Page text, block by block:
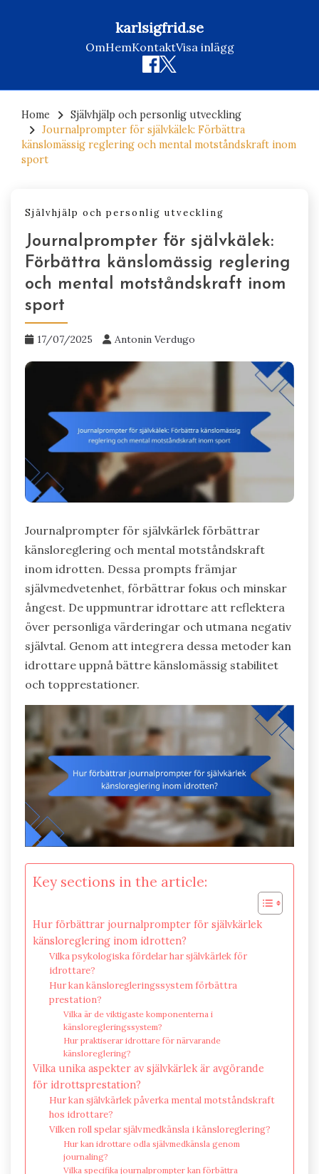
karlsigfrid.se
OmHemKontaktVisa inlägg
content
Home
Självhjälp och personlig utveckling
Journalprompter för självkälek: Förbättra
känslomässig reglering och mental motståndskraft inom
sport
Självhjälp och personlig utveckling
Journalprompter för självkälek:
Förbättra känslomässig reglering
och mental motståndskraft inom
sport
17/07/2025 Antonin Verdugo
Journalprompter för självkärlek förbättrar
känsloreglering och mental motståndskraft
inom idrotten. Dessa prompts främjar
självmedvetenhet, förbättrar fokus och minskar
ångest. De uppmuntrar idrottare att reflektera
över personliga värderingar och utmana negativ
självtal. Genom att integrera dessa metoder kan
idrottare uppnå bättre känslomässig stabilitet
och topprestationer.
Key sections in the article:
Hur förbättrar journalprompter för självkärlek
känsloreglering inom idrotten?
Vilka psykologiska fördelar har självkärlek för
idrottare?
Hur kan känsloregleringssystem förbättra
prestation?
Vilka är de viktigaste komponenterna i
känsloregleringssystem?
Hur praktiserar idrottare för närvarande
känsloreglering?
Vilka unika aspekter av självkärlek är avgörande
för idrottsprestation?
Hur kan självkärlek påverka mental motståndskraft
hos idrottare?
Vilken roll spelar självmedkänsla i känsloreglering?
Hur kan idrottare odla självmedkänsla genom
journaling?
Vilka specifika journalprompter kan förbättra